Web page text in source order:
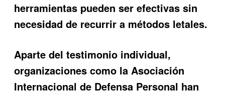
herramientas pueden ser efectivas sin
necesidad de recurrir a métodos letales.
Aparte del testimonio individual,
organizaciones como la Asociación
Internacional de Defensa Personal han